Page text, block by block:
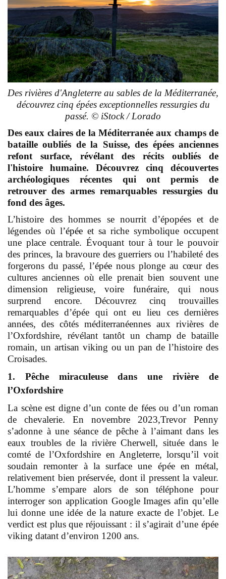
Des rivières d'Angleterre au sables de la Méditerranée,
découvrez cinq épées exceptionnelles ressurgies du
passé. © iStock / Lorado
Des eaux claires de la Méditerranée aux champs de
bataille oubliés de la Suisse, des épées anciennes
refont surface, révélant des récits oubliés de
l'histoire humaine. Découvrez cinq découvertes
archéologiques récentes qui ont permis de
retrouver des armes remarquables ressurgies du
fond des âges.
L’histoire des hommes se nourrit d’épopées et de
légendes où l’épée et sa riche symbolique occupent
une place centrale. Évoquant tour à tour le pouvoir
des princes, la bravoure des guerriers ou l’habileté des
forgerons du passé, l’épée nous plonge au cœur des
cultures anciennes où elle prenait bien souvent une
dimension religieuse, voire funéraire, qui nous
surprend encore. Découvrez cinq trouvailles
remarquables d’épée qui ont eu lieu ces dernières
années, des côtés méditerranéennes aux rivières de
l’Oxfordshire, révélant tantôt un champ de bataille
romain, un artisan viking ou un pan de l’histoire des
Croisades.
1. Pêche miraculeuse dans une rivière de
l’Oxfordshire
La scène est digne d’un conte de fées ou d’un roman
de chevalerie. En novembre 2023,Trevor Penny
s’adonne à une séance de pêche à l’aimant dans les
eaux troubles de la rivière Cherwell, située dans le
comté de l’Oxfordshire en Angleterre, lorsqu’il voit
soudain remonter à la surface une épée en métal,
relativement bien préservée, dont il pressent la valeur.
L’homme s’empare alors de son téléphone pour
interroger son application Google Images afin qu’elle
lui donne une idée de la nature exacte de l’objet. Le
verdict est plus que réjouissant : il s’agirait d’une épée
viking datant d’environ 1200 ans.